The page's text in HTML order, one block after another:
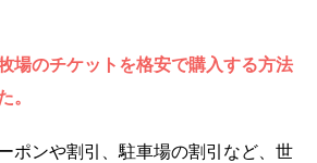
場のチケットを格安で購入する方法
。
ポンや割引、駐車場の割引など、世